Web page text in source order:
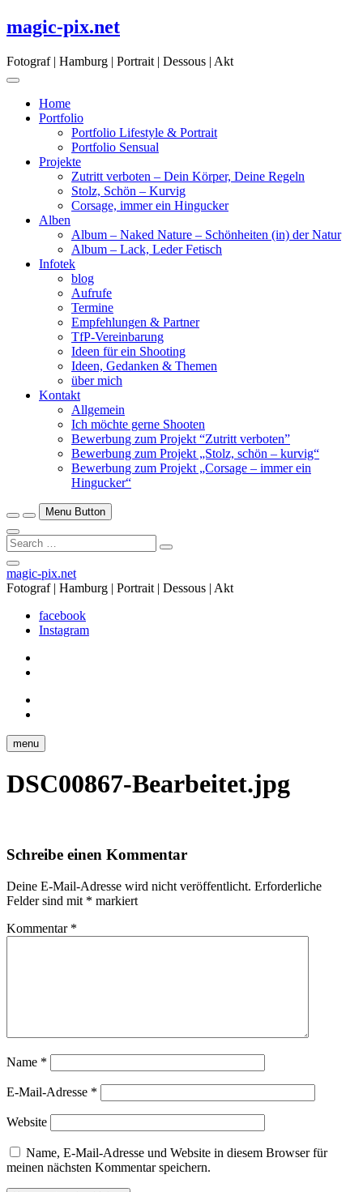
Skip
to
magic-pix.net
Fotograf | Hamburg | Portrait | Dessous | Akt
Home
Portfolio
Portfolio Lifestyle & Portrait
Portfolio Sensual
Projekte
Zutritt verboten – Dein Körper, Deine Regeln
Stolz, Schön – Kurvig
Corsage, immer ein Hingucker
Alben
Album – Naked Nature – Schönheiten (in) der Natur
Album – Lack, Leder Fetisch
Infotek
blog
Aufrufe
Termine
Empfehlungen & Partner
TfP-Vereinbarung
Ideen für ein Shooting
Ideen, Gedanken & Themen
über mich
Kontakt
Allgemein
Ich möchte gerne Shooten
Bewerbung zum Projekt “Zutritt verboten”
Bewerbung zum Projekt „Stolz, schön – kurvig“
Bewerbung zum Projekt „Corsage – immer ein
Hingucker“
Menu Button
Search
…
Close
Side
Menu
magic-pix.net
Fotograf | Hamburg | Portrait | Dessous | Akt
facebook
Instagram
menu
DSC00867-Bearbeitet.jpg
Schreibe einen Kommentar
Deine E-Mail-Adresse wird nicht veröffentlicht. Erforderliche
Felder sind mit * markiert
Kommentar *
Name *
E-Mail-Adresse *
Website
Name, E-Mail-Adresse und Website in diesem Browser für
meinen nächsten Kommentar speichern.